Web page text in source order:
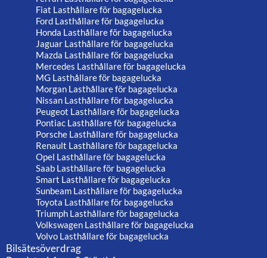
Fiat Lasthållare för bagagelucka
Ford Lasthållare för bagagelucka
Honda Lasthållare för bagagelucka
Jaguar Lasthållare för bagagelucka
Mazda Lasthållare för bagagelucka
Mercedes Lasthållare för bagagelucka
MG Lasthållare för bagagelucka
Morgan Lasthållare för bagagelucka
Nissan Lasthållare för bagagelucka
Peugeot Lasthållare för bagagelucka
Pontiac Lasthållare för bagagelucka
Porsche Lasthållare för bagagelucka
Renault Lasthållare för bagagelucka
Opel Lasthållare för bagagelucka
Saab Lasthållare för bagagelucka
Smart Lasthållare för bagagelucka
Sunbeam Lasthållare för bagagelucka
Toyota Lasthållare för bagagelucka
Triumph Lasthållare för bagagelucka
Volkswagen Lasthållare för bagagelucka
Volvo Lasthållare för bagagelucka
Bilsätesöverdrag